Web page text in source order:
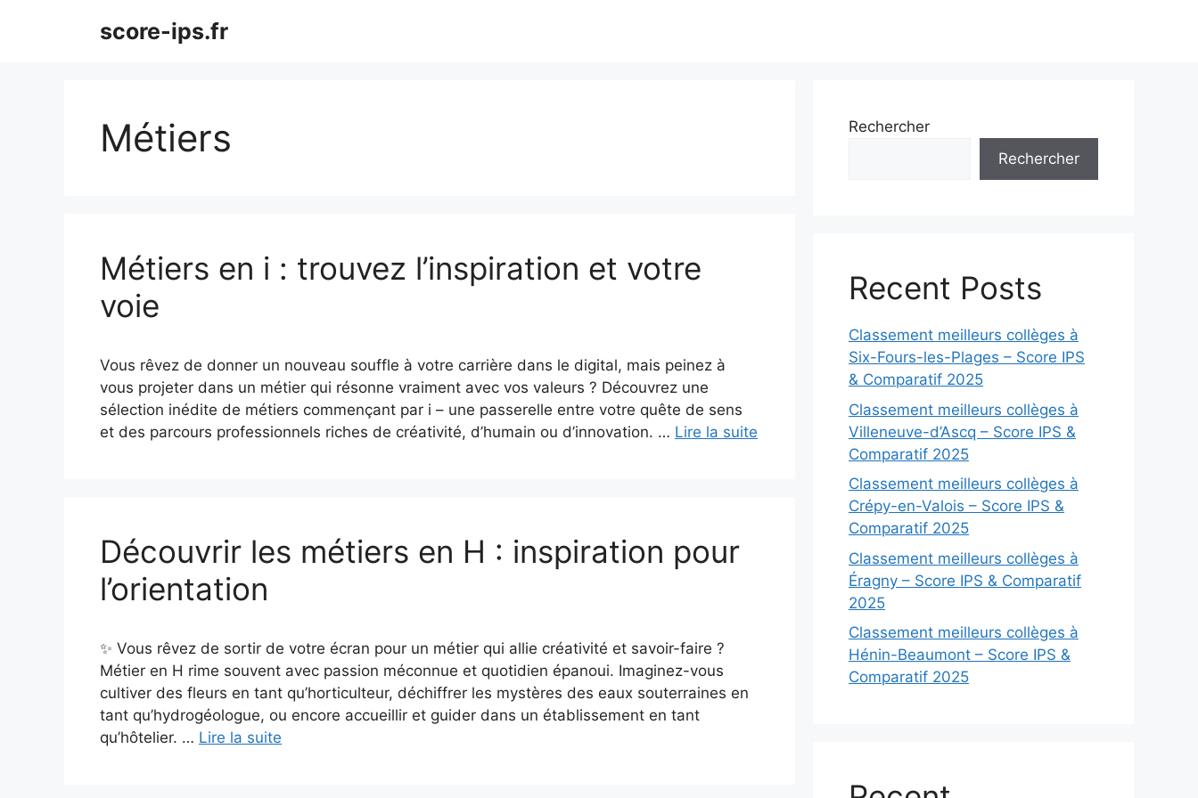
score-ips.fr
Métiers
Métiers en i : trouvez l’inspiration et votre
voie
Vous rêvez de donner un nouveau souffle à votre carrière dans le digital, mais peinez à
vous projeter dans un métier qui résonne vraiment avec vos valeurs ? Découvrez une
sélection inédite de métiers commençant par i – une passerelle entre votre quête de sens
et des parcours professionnels riches de créativité, d’humain ou d’innovation. … Lire la suite
Découvrir les métiers en H : inspiration pour
l’orientation
✨ Vous rêvez de sortir de votre écran pour un métier qui allie créativité et savoir-faire ?
Métier en H rime souvent avec passion méconnue et quotidien épanoui. Imaginez-vous
cultiver des fleurs en tant qu’horticulteur, déchiffrer les mystères des eaux souterraines en
tant qu’hydrogéologue, ou encore accueillir et guider dans un établissement en tant
qu’hôtelier. … Lire la suite
Rechercher
Rechercher
Recent Posts
Classement meilleurs collèges à
Six-Fours-les-Plages – Score IPS
& Comparatif 2025
Classement meilleurs collèges à
Villeneuve-d’Ascq – Score IPS &
Comparatif 2025
Classement meilleurs collèges à
Crépy-en-Valois – Score IPS &
Comparatif 2025
Classement meilleurs collèges à
Éragny – Score IPS & Comparatif
2025
Classement meilleurs collèges à
Hénin-Beaumont – Score IPS &
Comparatif 2025